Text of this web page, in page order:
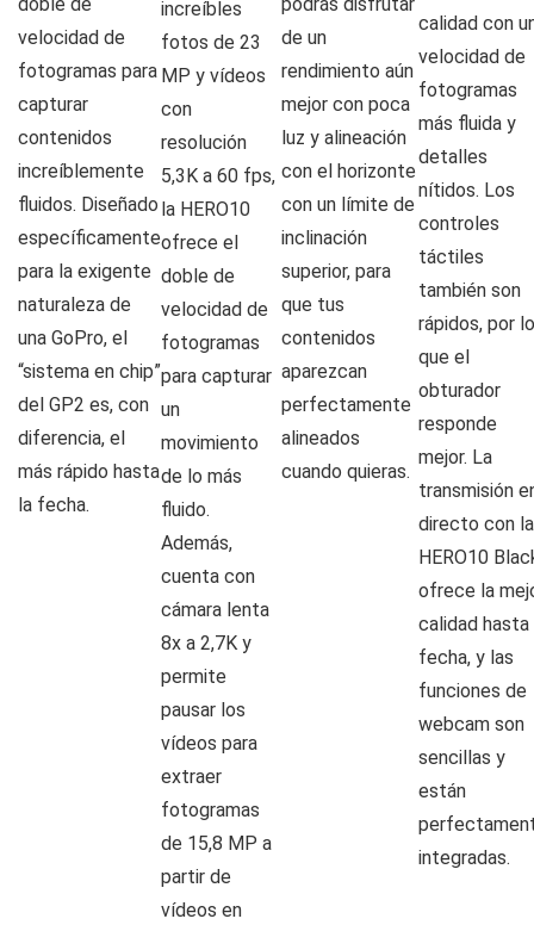
velocidad de
fotogramas para
capturar
contenidos
increíblemente
fluidos. Diseñado
específicamente
para la exigente
naturaleza de
una GoPro, el
“sistema en chip”
del GP2 es, con
diferencia, el
más rápido hasta
la fecha.
increíbles
fotos de 23
MP y vídeos
con
resolución
5,3K a 60 fps,
la HERO10
ofrece el
doble de
velocidad de
fotogramas
para capturar
un
movimiento
de lo más
fluido.
Además,
cuenta con
cámara lenta
8x a 2,7K y
permite
pausar los
vídeos para
extraer
fotogramas
de 15,8 MP a
partir de
vídeos en
de un
rendimiento aún
mejor con poca
luz y alineación
con el horizonte
con un límite de
inclinación
superior, para
que tus
contenidos
aparezcan
perfectamente
alineados
cuando quieras.
calidad con
velocidad de
fotogramas
más fluida y
detalles
nítidos. Los
controles
táctiles
también son
rápidos, por lo
que el
obturador
responde
mejor. La
transmisión
directo con la
HERO10
ofrece la
calidad hasta
fecha, y las
funciones de
webcam son
sencillas y
están
integradas.